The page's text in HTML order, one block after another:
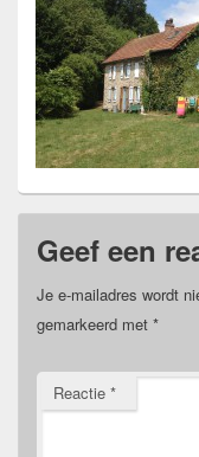
Geef een
Je e-mailadres wordt
gemarkeerd met *
Reactie *